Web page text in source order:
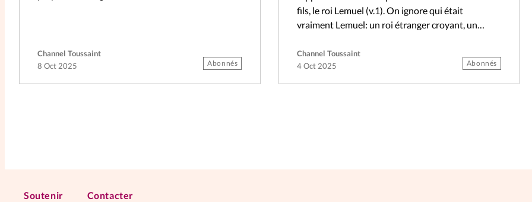
Channel Toussaint
8 Oct 2025
Abonnés
fils, le roi Lemuel (v.1). On ignore qui était
vraiment Lemuel: un roi étranger croyant, un
Channel Toussaint
4 Oct 2025
Abonnés
Soutenir Contacter